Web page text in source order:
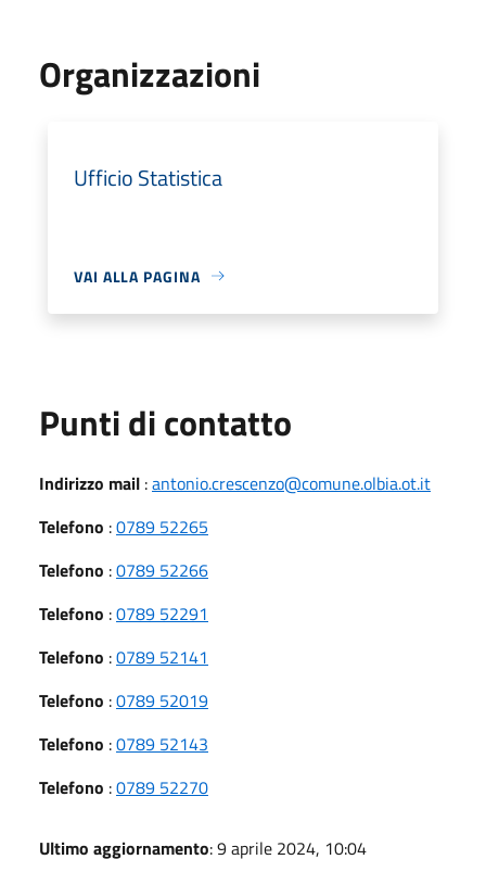
Organizzazioni
Ufficio Statistica
VAI ALLA PAGINA
Punti di contatto
Indirizzo mail :antonio.crescenzo@comune.olbia.ot.it
Telefono :0789 52265
Telefono :0789 52266
Telefono :0789 52291
Telefono :0789 52141
Telefono :0789 52019
Telefono :0789 52143
Telefono :0789 52270
Ultimo aggiornamento: 9 aprile 2024, 10:04